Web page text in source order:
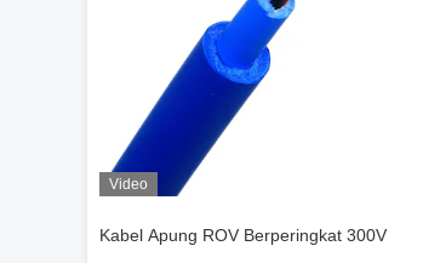
Video
Kabel Apung ROV Berperingkat 300V